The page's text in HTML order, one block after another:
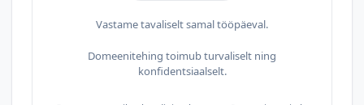
Vastame tavaliselt samal tööpäeval.
Domeenitehing toimub turvaliselt ning
konfidentsiaalselt.